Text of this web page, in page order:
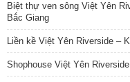
Biệt thự ven sông Việt Yên
Bắc Giang
Liền kề Việt Yên Riverside –
Shophouse Việt Yên